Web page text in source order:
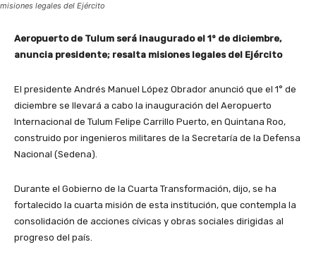
misiones legales del Ejército
Aeropuerto de Tulum será inaugurado el 1° de diciembre,
anuncia presidente; resalta misiones legales del Ejército
El presidente Andrés Manuel López Obrador anunció que el 1° de
diciembre se llevará a cabo la inauguración del Aeropuerto
Internacional de Tulum Felipe Carrillo Puerto, en Quintana Roo,
construido por ingenieros militares de la Secretaría de la Defensa
Nacional (Sedena).
Durante el Gobierno de la Cuarta Transformación, dijo, se ha
fortalecido la cuarta misión de esta institución, que contempla la
consolidación de acciones cívicas y obras sociales dirigidas al
progreso del país.